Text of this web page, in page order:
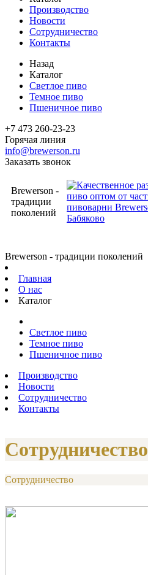
Производство
Новости
Сотрудничество
Контакты
Назад
Каталог
Светлое пиво
Темное пиво
Пшеничное пиво
+7 473 260-23-23
Горячая линия
info@brewerson.ru
Заказать звонок
Brewerson -
традиции
поколений
Brewerson - традиции поколений
Главная
О нас
Каталог
Светлое пиво
Темное пиво
Пшеничное пиво
Производство
Новости
Сотрудничество
Контакты
Сотрудничество
Сотрудничество